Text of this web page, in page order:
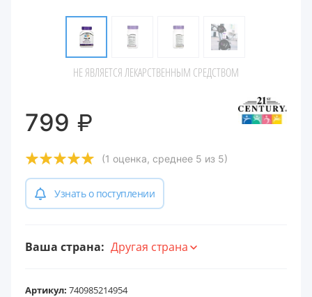
НЕ ЯВЛЯЕТСЯ ЛЕКАРСТВЕННЫМ СРЕДСТВОМ
799 ₽
(1 оценка, среднее 5 из 5)
Узнать о поступлении
Ваша страна: Другая страна
Артикул: 740985214954